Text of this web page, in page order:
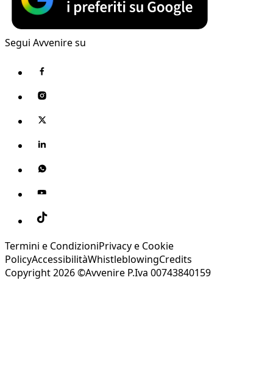
Segui Avvenire su
Termini e CondizioniPrivacy e Cookie
PolicyAccessibilitàWhistleblowingCredits
Copyright 2026 ©Avvenire P.Iva 00743840159